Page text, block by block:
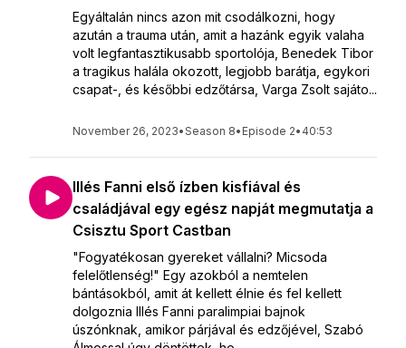
Egyáltalán nincs azon mit csodálkozni, hogy
azután a trauma után, amit a hazánk egyik valaha
volt legfantasztikusabb sportolója, Benedek Tibor
a tragikus halála okozott, legjobb barátja, egykori
csapat-, és későbbi edzőtársa, Varga Zsolt sajáto...
November 26, 2023•Season 8• Episode 2• 40:53
Illés Fanni első ízben kisfiával és
családjával egy egész napját megmutatja a
Csisztu Sport Castban
"Fogyatékosan gyereket vállalni? Micsoda
felelőtlenség!" Egy azokból a nemtelen
bántásokból, amit át kellett élnie és fel kellett
dolgoznia Illés Fanni paralimpiai bajnok
úszónknak, amikor párjával és edzőjével, Szabó